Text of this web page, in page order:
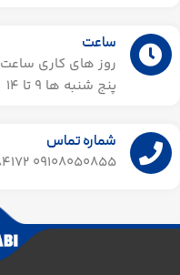
ساعت
روز های کاری ساعت ۹ تا 18
پنج شنبه ها 9 تا 14​
شماره تماس
09108050855 09024384172 (خانم ترک)